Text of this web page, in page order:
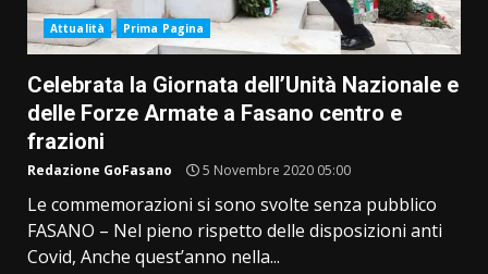
Attualità Prima Pagina
Celebrata la Giornata dell’Unità Nazionale e
delle Forze Armate a Fasano centro e
frazioni
Redazione GoFasano 5 Novembre 2020 05:00
Le commemorazioni si sono svolte senza pubblico
FASANO – Nel pieno rispetto delle disposizioni anti
Covid, Anche quest’anno nella...